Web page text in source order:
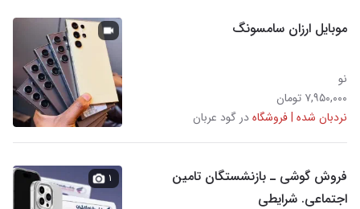
موبایل ارزان سامسونگ
نو
۷,۹۵۰,۰۰۰ تومان
نردبان شده | فروشگاهدر گود عربان
فروش گوشی ـ بازنشستگان تامین
اجتماعی. شرایطی
۱